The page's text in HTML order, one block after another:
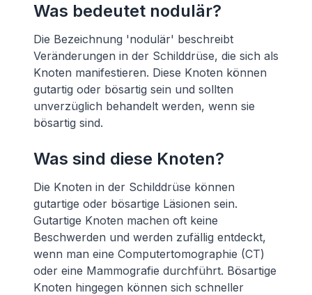
Was bedeutet nodulär?
Die Bezeichnung 'nodulär' beschreibt
Veränderungen in der Schilddrüse, die sich als
Knoten manifestieren. Diese Knoten können
gutartig oder bösartig sein und sollten
unverzüglich behandelt werden, wenn sie
bösartig sind.
Was sind diese Knoten?
Die Knoten in der Schilddrüse können
gutartige oder bösartige Läsionen sein.
Gutartige Knoten machen oft keine
Beschwerden und werden zufällig entdeckt,
wenn man eine Computertomographie (CT)
oder eine Mammografie durchführt. Bösartige
Knoten hingegen können sich schneller